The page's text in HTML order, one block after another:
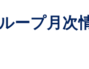
ープ月次